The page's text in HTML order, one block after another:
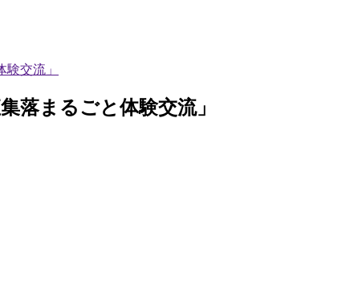
交流」
落まるごと体験交流」